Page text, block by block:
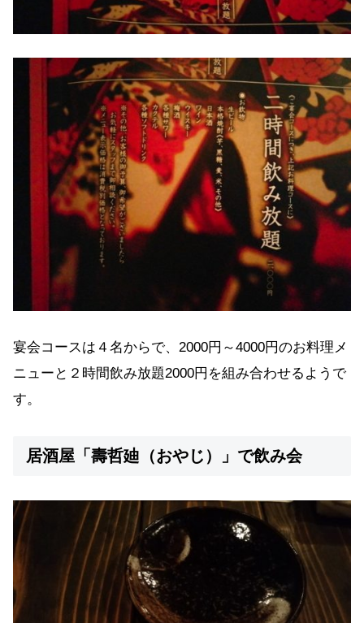
宴会コースは４名からで、2000円～4000円のお料理メ
ニューと２時間飲み放題2000円を組み合わせるようで
す。
居酒屋「壽哲廸（おやじ）」で飲み会